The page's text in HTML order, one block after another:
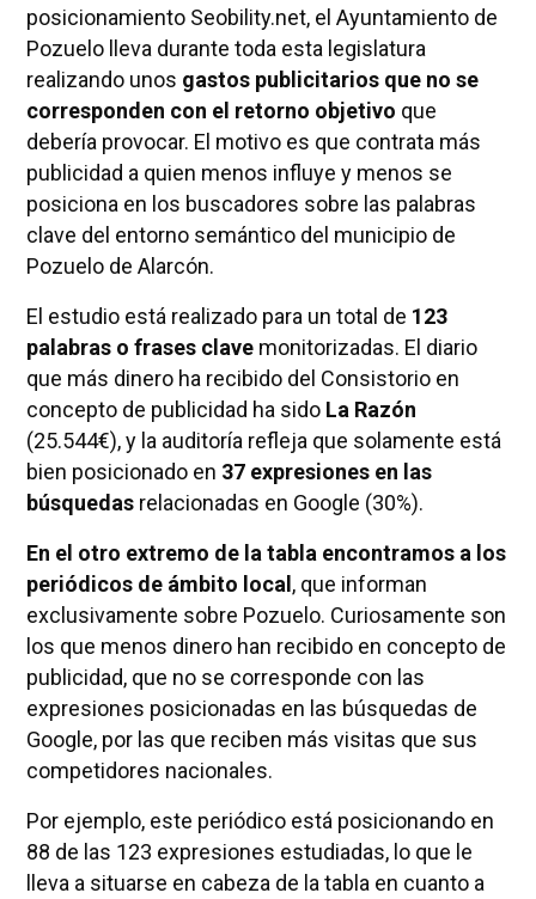
posicionamiento Seobility.net, el Ayuntamiento de
Pozuelo lleva durante toda esta legislatura
realizando unos gastos publicitarios que no se
corresponden con el retorno objetivo que
debería provocar. El motivo es que contrata más
publicidad a quien menos influye y menos se
posiciona en los buscadores sobre las palabras
clave del entorno semántico del municipio de
Pozuelo de Alarcón.
El estudio está realizado para un total de 123
palabras o frases clavemonitorizadas. El diario
que más dinero ha recibido del Consistorio en
concepto de publicidad ha sido La Razón
(25.544€), y la auditoría refleja que solamente está
bien posicionado en 37 expresiones en las
búsquedasrelacionadas en Google (30%).
En el otro extremo de la tabla encontramos a los
periódicos de ámbito local, que informan
exclusivamente sobre Pozuelo. Curiosamente son
los que menos dinero han recibido en concepto de
publicidad, que no se corresponde con las
expresiones posicionadas en las búsquedas de
Google, por las que reciben más visitas que sus
competidores nacionales.
Por ejemplo, este periódico está posicionando en
88 de las 123 expresiones estudiadas, lo que le
lleva a situarse en cabeza de la tabla en cuanto a